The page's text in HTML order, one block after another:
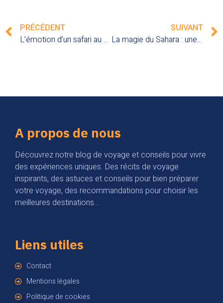
PRÉCÉDENT
L’émotion d’un safari au Kenya : vivez des instants magiques au cœur de la réserve nationale du Masai Mara
SUIVANT
La magie du Sahara : une aventure inoubliable à travers les dunes du désert marocain
A propos de nous
Découvrez notre blog de voyage et conseils pour vivre
des expériences uniques. Des récits de voyage
inspirants, des astuces et conseils pour bien préparer
votre voyage, des recommandations pour choisir les
meilleures destinations…
Liens utiles
Contact
Mentions légales
Politique de cookies